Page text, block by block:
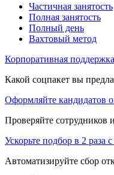
Частичная занятость
Полная занятость
Полный день
Вахтовый метод
Корпоративная
Какой соцпакет вы
Оформляйте кандидатов
Проверяйте сотрудников
Ускорьте подбор в 2 раза
Автоматизируйте сбор